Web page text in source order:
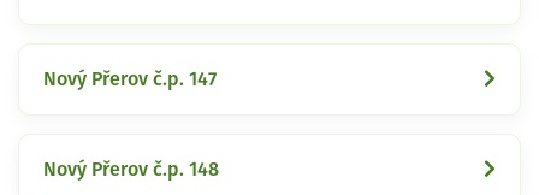
Nový Přerov č.p. 147
Nový Přerov č.p. 148